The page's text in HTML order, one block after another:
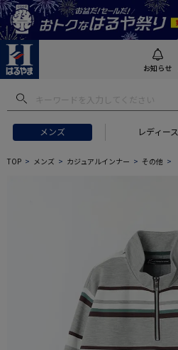
お知らせ
メンズ レディース
TOP メンズ カジュアルインナー その他